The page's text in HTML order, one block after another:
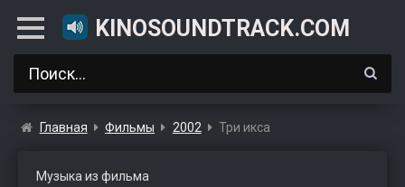
KINOSOUNDTRACK.COM
Главная Фильмы 2002 Три икса
Музыка из фильма